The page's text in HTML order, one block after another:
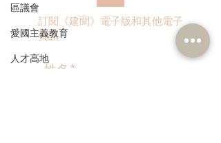
區議會
愛國主義教育
人才高地
訂閱《建聞》電子版和其他電子
資訊